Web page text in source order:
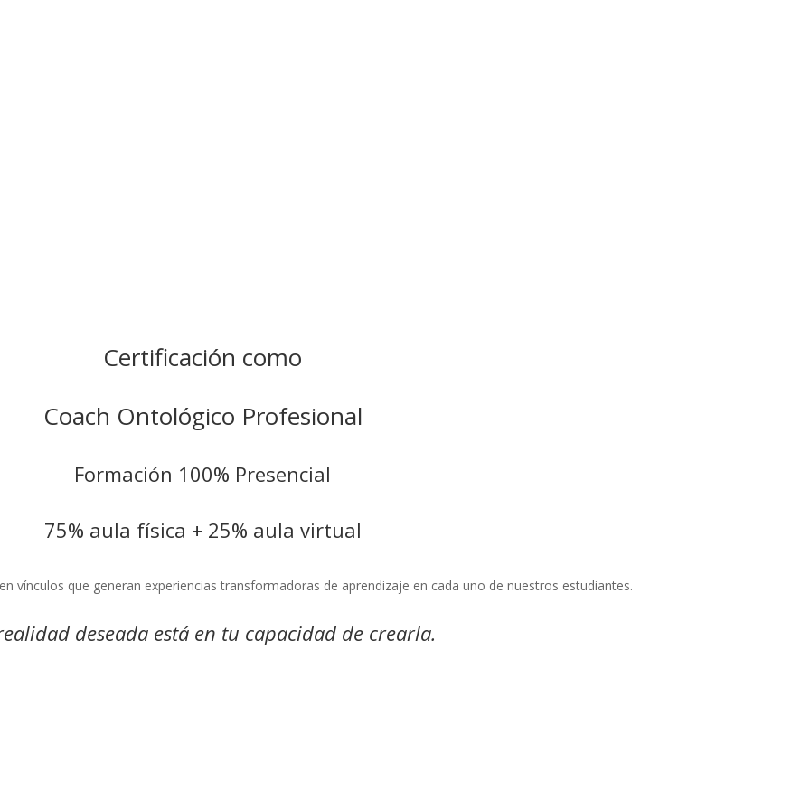
Certificación como
Coach Ontológico Profesional
Formación 100% Presencial
75% aula física + 25% aula virtual
vínculos que generan experiencias transformadoras de aprendizaje en cada uno de nuestros estudiantes.
deseada está en tu capacidad de crearla.